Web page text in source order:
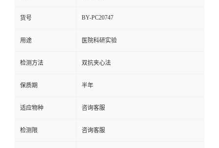
货号 BY-PC20747
用途 医院科研实验
检测方法 双抗夹心法
保质期 半年
适应物种 咨询客服
检测限 咨询客服